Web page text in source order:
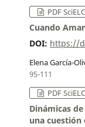
PDF
Cuando
DOI: https://
Elena García-
95-111
PDF
Dinámicas
una cuestión